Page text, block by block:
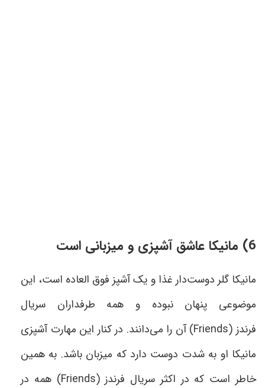
6) مانیکا عاشق آشپزی و میزبانی است
مانیکا گلر دوست‌دار غذا و یک آشپز فوق العاده است، این
موضوعی پنهان نبوده و همه طرفداران سریال
فرندز (Friends)آن را می‌دانند. در کنار این مهارت آشپزی
مانیکا او به شدت دوست دارد که میزبان باشد. به همین
خاطر است که در اکثر سریال فرندز (Friends)همه در